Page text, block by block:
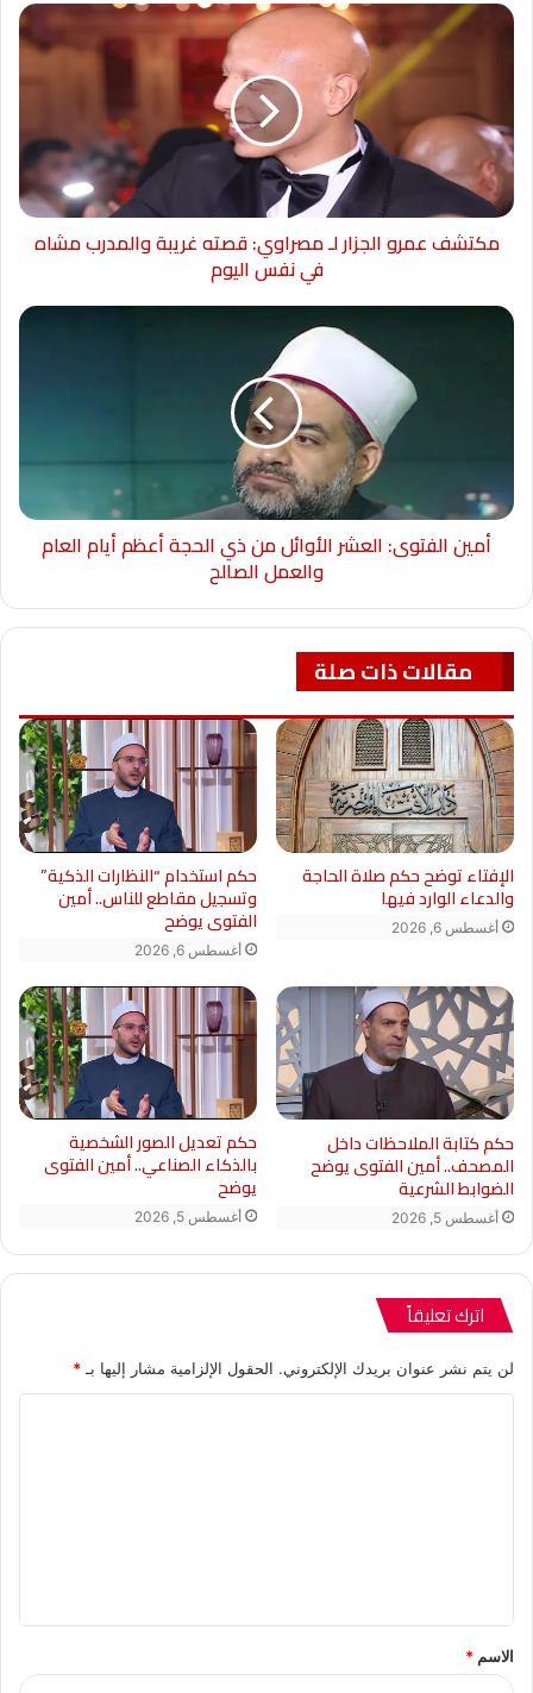
مكتشف عمرو الجزار لـ مصراوي: قصته غريبة والمدرب مشاه
في نفس اليوم
أمين الفتوى: العشر الأوائل من ذي الحجة أعظم أيام العام
والعمل الصالح
مقالات ذات صلة
الإفتاء توضح حكم صلاة الحاجة
والدعاء الوارد فيها
أغسطس 6, 2026
حكم استخدام “النظارات الذكية”
وتسجيل مقاطع للناس.. أمين
الفتوى يوضح
أغسطس 6, 2026
حكم كتابة الملاحظات داخل
المصحف.. أمين الفتوى يوضح
الضوابط الشرعية
أغسطس 5, 2026
حكم تعديل الصور الشخصية
بالذكاء الصناعي.. أمين الفتوى
يوضح
أغسطس 5, 2026
اترك تعليقاً
لن يتم نشر عنوان بريدك الإلكتروني. الحقول الإلزامية مشار إليها بـ *
ق
*
الاسم *